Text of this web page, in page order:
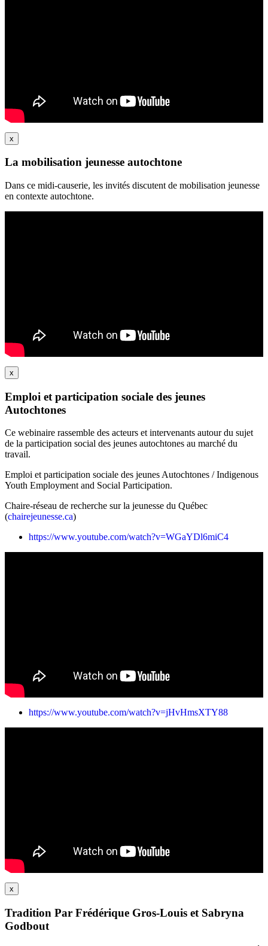
x
La mobilisation jeunesse autochtone
Dans ce midi-causerie, les invités discutent de mobilisation jeunesse
en contexte autochtone.
x
Emploi et participation sociale des jeunes
Autochtones
Ce webinaire rassemble des acteurs et intervenants autour du sujet
de la participation social des jeunes autochtones au marché du
travail.
Emploi et participation sociale des jeunes Autochtones / Indigenous
Youth Employment and Social Participation.
Chaire-réseau de recherche sur la jeunesse du Québec
(chairejeunesse.ca)
https://www.youtube.com/watch?v=WGaYDl6miC4
https://www.youtube.com/watch?v=jHvHmsXTY88
x
Tradition Par Frédérique Gros-Louis et Sabryna
Godbout